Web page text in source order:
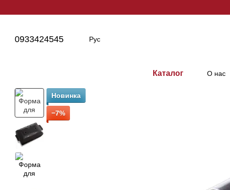
0933424545 Рус
Каталог О нас
Новинка
−7%